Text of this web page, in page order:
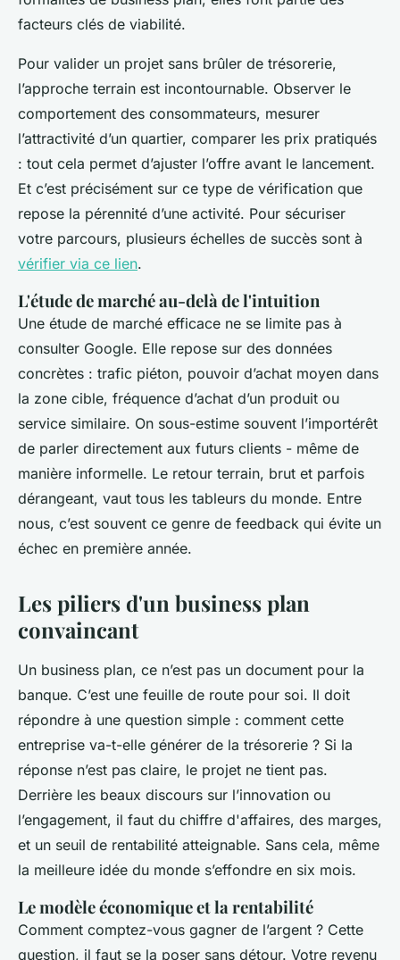
facteurs clés de viabilité.
Pour valider un projet sans brûler de trésorerie,
l’approche terrain est incontournable. Observer le
comportement des consommateurs, mesurer
l’attractivité d’un quartier, comparer les prix pratiqués
: tout cela permet d’ajuster l’offre avant le lancement.
Et c’est précisément sur ce type de vérification que
repose la pérennité d’une activité. Pour sécuriser
votre parcours, plusieurs échelles de succès sont à
vérifier via ce lien.
L'étude de marché au-delà de l'intuition
Une étude de marché efficace ne se limite pas à
consulter Google. Elle repose sur des données
concrètes : trafic piéton, pouvoir d’achat moyen dans
la zone cible, fréquence d’achat d’un produit ou
service similaire. On sous-estime souvent l’importérêt
de parler directement aux futurs clients - même de
manière informelle. Le retour terrain, brut et parfois
dérangeant, vaut tous les tableurs du monde. Entre
nous, c’est souvent ce genre de feedback qui évite un
échec en première année.
Les piliers d'un business plan
convaincant
Un business plan, ce n’est pas un document pour la
banque. C’est une feuille de route pour soi. Il doit
répondre à une question simple : comment cette
entreprise va-t-elle générer de la trésorerie ? Si la
réponse n’est pas claire, le projet ne tient pas.
Derrière les beaux discours sur l’innovation ou
l’engagement, il faut du chiffre d'affaires, des marges,
et un seuil de rentabilité atteignable. Sans cela, même
la meilleure idée du monde s’effondre en six mois.
Le modèle économique et la rentabilité
Comment comptez-vous gagner de l’argent ? Cette
question, il faut se la poser sans détour. Votre revenu